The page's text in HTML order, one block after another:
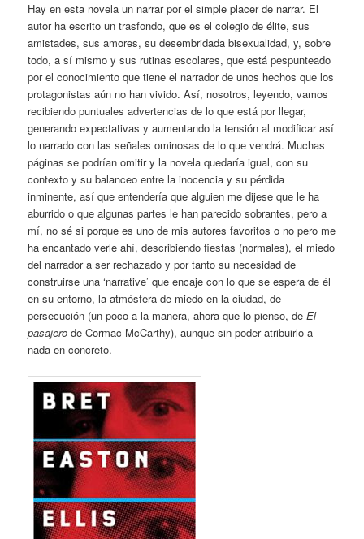
Hay en esta novela un narrar por el simple placer de narrar. El
autor ha escrito un trasfondo, que es el colegio de élite, sus
amistades, sus amores, su desembridada bisexualidad, y, sobre
todo, a sí mismo y sus rutinas escolares, que está pespunteado
por el conocimiento que tiene el narrador de unos hechos que los
protagonistas aún no han vivido. Así, nosotros, leyendo, vamos
recibiendo puntuales advertencias de lo que está por llegar,
generando expectativas y aumentando la tensión al modificar así
lo narrado con las señales ominosas de lo que vendrá. Muchas
páginas se podrían omitir y la novela quedaría igual, con su
contexto y su balanceo entre la inocencia y su pérdida
inminente, así que entendería que alguien me dijese que le ha
aburrido o que algunas partes le han parecido sobrantes, pero a
mí, no sé si porque es uno de mis autores favoritos o no pero me
ha encantado verle ahí, describiendo fiestas (normales), el miedo
del narrador a ser rechazado y por tanto su necesidad de
construirse una ‘narrative’ que encaje con lo que se espera de él
en su entorno, la atmósfera de miedo en la ciudad, de
persecución (un poco a la manera, ahora que lo pienso, deEl
pasajero de Cormac McCarthy), aunque sin poder atribuirlo a
nada en concreto.